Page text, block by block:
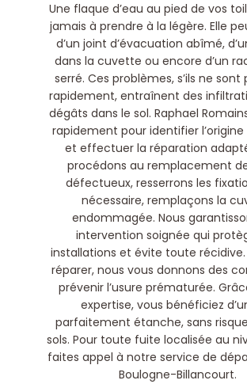
Une flaque d’eau au pied de vos
jamais à prendre à la légère. Elle
d’un joint d’évacuation abîmé,
dans la cuvette ou encore d’un
serré. Ces problèmes, s’ils ne sont
rapidement, entraînent des
dégâts dans le sol. Raphael
rapidement pour identifier
et effectuer la réparation
procédons au remplacement
défectueux, resserrons les
nécessaire, remplaçons la
endommagée. Nous
intervention soignée qui
installations et évite toute récidive.
réparer, nous vous donnons des
prévenir l’usure prématurée.
expertise, vous bénéficiez
parfaitement étanche, sans
sols. Pour toute fuite localisée au
faites appel à notre service de
Boulogne-Billancourt.